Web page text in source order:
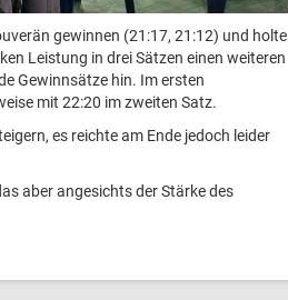
gewinnen (21:17, 21:12) und holte
Leistung in drei Sätzen einen weiteren
Gewinnsätze hin. Im ersten
mit 22:20 im zweiten Satz.
es reichte am Ende jedoch leider
aber angesichts der Stärke des